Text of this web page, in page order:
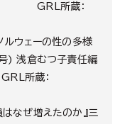
GRL 所蔵：
ルウェーの性の多様
)浅倉むつ子責任編
GRL 所蔵：
はなぜ増えたのか』三